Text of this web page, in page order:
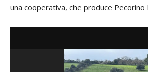
una cooperativa, che produce Pecorino